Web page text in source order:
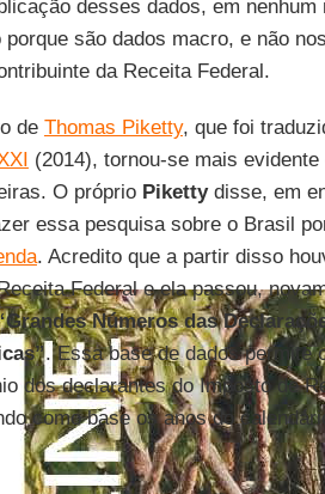
desses dados, em nenhum
são dados macro, e não
da Receita Federal.
de Thomas Piketty, que foi
(2014), tornou-se mais
O próprio Piketty disse, em
essa pesquisa sobre o Brasil
. Acredito que a partir disso
Federal e ela passou,
Números das
. Essa base de dados permite
dos declarantes do Imposto de
como base os anos do